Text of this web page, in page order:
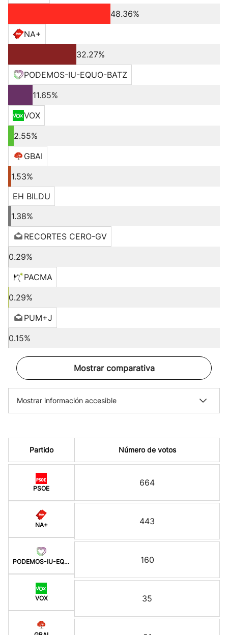
48.36%
NA+
32.27%
PODEMOS-IU-EQUO-BATZ
11.65%
VOX
2.55%
GBAI
1.53%
EH BILDU
1.38%
RECORTES CERO-GV
0.29%
PACMA
0.29%
PUM+J
0.15%
Mostrar comparativa
Mostrar información accesible
Partido
PSOE
NA+
PODEMOS-IU-EQUO-BATZ
VOX
Número de votos
664
443
160
35